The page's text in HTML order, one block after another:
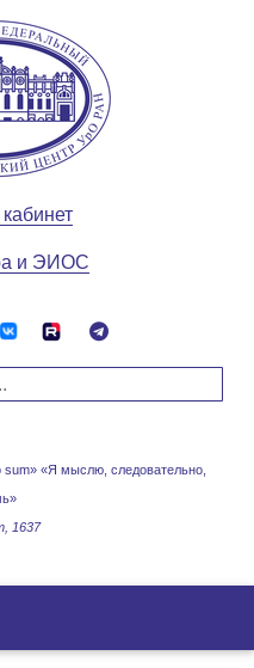
sum» «Я мыслю, следовательно,
1637
и ЭИОС